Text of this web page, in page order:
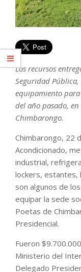
Los recursos
Seguridad
equipamiento
del año pasado,
Chimbarongo.
Chimbarongo, 22
Acondicionado,
industrial,
lockers, estantes,
son algunos de
equipar la sede
Poetas de
Presidencial.
Fueron
Ministerio del
Delegado